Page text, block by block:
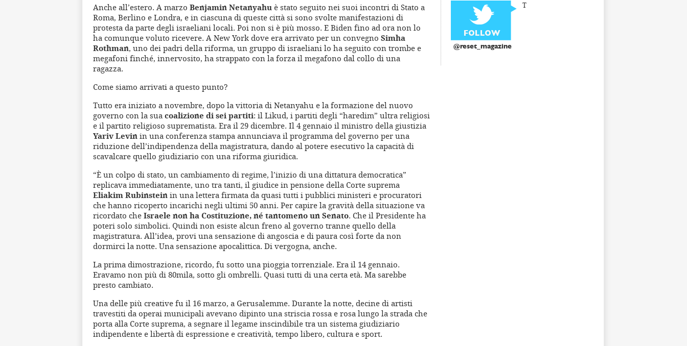
Anche all’estero. A marzo Benjamin Netanyahu è stato seguito nei suoi incontri di Stato a
Roma, Berlino e Londra, e in ciascuna di queste città si sono svolte manifestazioni di
protesta da parte degli israeliani locali. Poi non si è più mosso. E Biden fino ad ora non lo
ha comunque voluto ricevere. A New York dove era arrivato per un convegno Simha
Rothman, uno dei padri della riforma, un gruppo di israeliani lo ha seguito con trombe e
megafoni finché, innervosito, ha strappato con la forza il megafono dal collo di una
ragazza.
Come siamo arrivati a questo punto?
Tutto era iniziato a novembre, dopo la vittoria di Netanyahu e la formazione del nuovo
governo con la sua coalizione di sei partiti: il Likud, i partiti degli “haredim” ultra religiosi
e il partito religioso suprematista. Era il 29 dicembre. Il 4 gennaio il ministro della giustizia
Yariv Levin in una conferenza stampa annunciava il programma del governo per una
riduzione dell’indipendenza della magistratura, dando al potere esecutivo la capacità di
scavalcare quello giudiziario con una riforma giuridica.
“È un colpo di stato, un cambiamento di regime, l’inizio di una dittatura democratica”
replicava immediatamente, uno tra tanti, il giudice in pensione della Corte suprema
Eliakim Rubinstein in una lettera firmata da quasi tutti i pubblici ministeri e procuratori
che hanno ricoperto incarichi negli ultimi 50 anni. Per capire la gravità della situazione va
ricordato che Israele non ha Costituzione, né tantomeno un Senato. Che il Presidente ha
poteri solo simbolici. Quindi non esiste alcun freno al governo tranne quello della
magistratura. All’idea, provi una sensazione di angoscia e di paura così forte da non
dormirci la notte. Una sensazione apocalittica. Di vergogna, anche.
La prima dimostrazione, ricordo, fu sotto una pioggia torrenziale. Era il 14 gennaio.
Eravamo non più di 80mila, sotto gli ombrelli. Quasi tutti di una certa età. Ma sarebbe
presto cambiato.
Una delle più creative fu il 16 marzo, a Gerusalemme. Durante la notte, decine di artisti
travestiti da operai municipali avevano dipinto una striscia rossa e rosa lungo la strada che
porta alla Corte suprema, a segnare il legame inscindibile tra un sistema giudiziario
indipendente e libertà di espressione e creatività, tempo libero, cultura e sport.
@reset_magazine
T